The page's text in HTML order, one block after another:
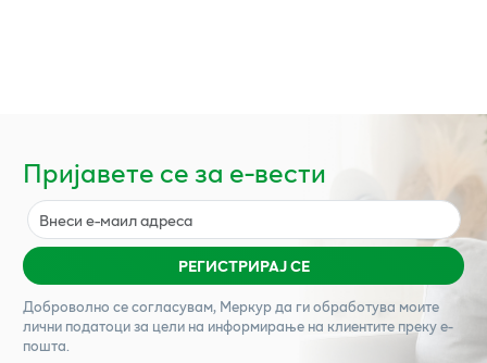
Пријавете се за е-вести
РЕГИСТРИРАЈ СЕ
Доброволно се согласувам, Меркурда ги обработува моите
лични податоци за цели на информирање на клиентите преку е-
пошта.